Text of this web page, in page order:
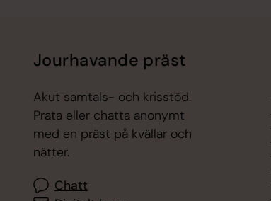
Jourhavande präst
Akut samtals- och krisstöd.
Prata eller chatta anonymt
med en präst på kvällar och
nätter.
Chatt